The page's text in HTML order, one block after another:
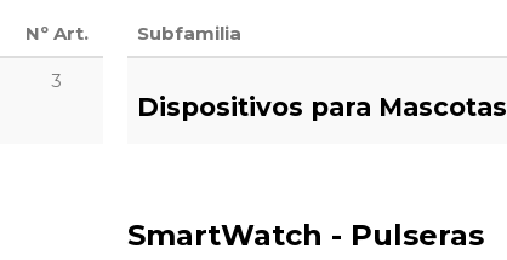
Nº Art.
3
Subfamilia
Dispositivos para Mascotas
SmartWatch - Pulseras